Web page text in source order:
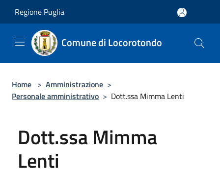
Regione Puglia
Comune di Locorotondo
Home > Amministrazione >
Personale amministrativo > Dott.ssa Mimma Lenti
Dott.ssa Mimma
Lenti